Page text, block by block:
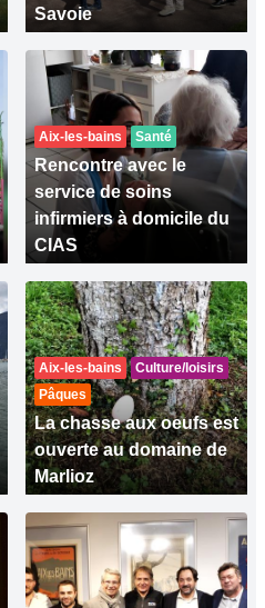
Savoie
Aix-les-bains Santé
Rencontre avec le
service de soins
infirmiers à domicile du
CIAS
Aix-les-bains
Culture/loisirs
Pâques
La chasse aux oeufs est
ouverte au domaine de
Marlioz